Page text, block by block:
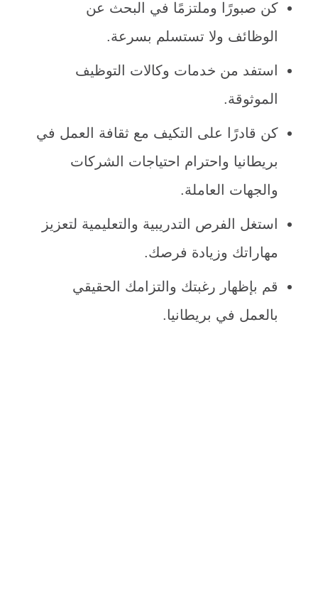
كن صبورًا وملتزمًا في البحث عن
الوظائف ولا تستسلم بسرعة.
استفد من خدمات وكالات التوظيف
الموثوقة.
كن قادرًا على التكيف مع ثقافة العمل في
بريطانيا واحترام احتياجات الشركات
والجهات العاملة.
استغل الفرص التدريبية والتعليمية لتعزيز
مهاراتك وزيادة فرصك.
قم بإظهار رغبتك والتزامك الحقيقي
بالعمل في بريطانيا.